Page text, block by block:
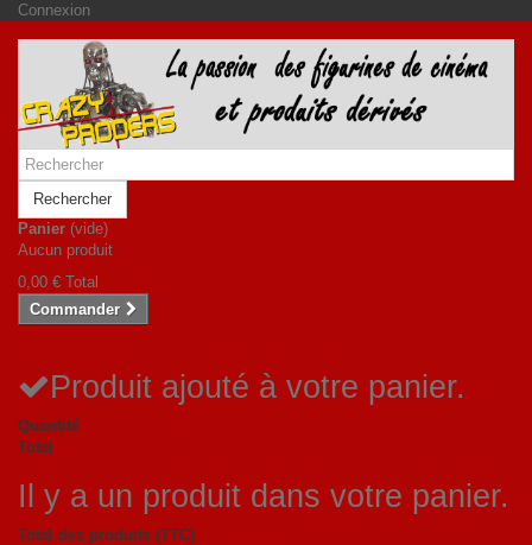
Connexion
Rechercher
Panier (vide)
Aucun produit
0,00 € Total
Commander
Produit ajouté à votre panier.
Quantité
Total
Il y a un produit dans votre panier.
Total des produits (TTC)